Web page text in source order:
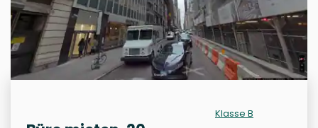
Klasse B